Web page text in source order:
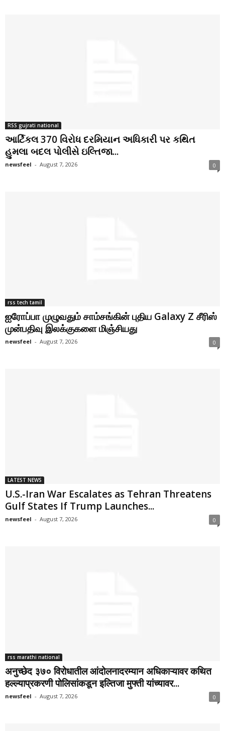
RSS gujrati national
આર્ટિકલ 370 વિરોધ દરમિયાન અધિકારી પર કથિત
હુમલા બદલ પોલીસે ઇલ્તિજા...
newsfeel - August 7, 2026 0
rss tech tamil
ஐரோப்பா முழுவதும் சாம்சங்கின் புதிய Galaxy Z சீரிஸ்
முன்பதிவு இலக்குகளை மிஞ்சியது
newsfeel - August 7, 2026 0
LATEST NEWS
U.S.-Iran War Escalates as Tehran Threatens
Gulf States If Trump Launches...
newsfeel - August 7, 2026 0
rss marathi national
अनुच्छेद ३७० विरोधातील आंदोलनादरम्यान अधिकाऱ्यावर कथित
हल्ल्याप्रकरणी पोलिसांकडून इल्तिजा मुफ्ती यांच्यावर...
newsfeel - August 7, 2026 0